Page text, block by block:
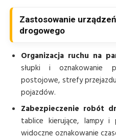
Zastosowanie
drogowego
Organizacja ruchu na
słupki i oznakowanie
postojowe, strefy
pojazdów.
Zabezpieczenie robót
tablice kierujące, lampy
widoczne oznakowanie